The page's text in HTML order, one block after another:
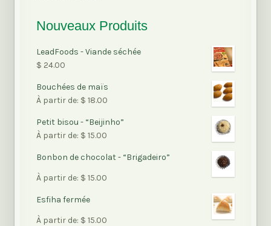
Nouveaux Produits
LeadFoods - Viande séchée
$ 24.00
Bouchées de maïs
À partir de: $ 18.00
Petit bisou - “Beijinho”
À partir de: $ 15.00
Bonbon de chocolat - “Brigadeiro”
Note
5
À partir de: $ 15.00
Esfiha fermée
Note
À partir de: $ 15.00